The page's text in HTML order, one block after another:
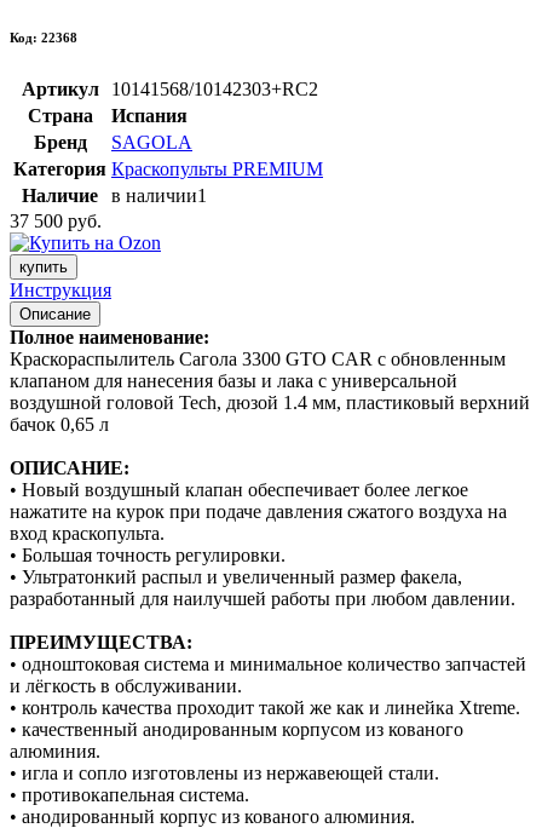
Код: 22368
Артикул
10141568/10142303+RC2
Страна
Испания
Бренд
SAGOLA
Категория Краскопульты PREMIUM
Наличие
в наличии1
37 500 руб.
купить
Инструкция
Описание
Полное наименование:
Краскораспылитель Сагола 3300 GTO CAR с обновленным
клапаном для нанесения базы и лака с универсальной
воздушной головой Tech, дюзой 1.4 мм, пластиковый верхний
бачок 0,65 л
ОПИСАНИЕ:
• Новый воздушный клапан обеспечивает более легкое
нажатите на курок при подаче давления сжатого воздуха на
вход краскопульта.
• Большая точность регулировки.
• Ультратонкий распыл и увеличенный размер факела,
разработанный для наилучшей работы при любом давлении.
ПРЕИМУЩЕСТВА:
• одноштоковая система и минимальное количество запчастей
и лёгкость в обслуживании.
• контроль качества проходит такой же как и линейка Xtreme.
• качественный анодированным корпусом из кованого
алюминия.
• игла и сопло изготовлены из нержавеющей стали.
• противокапельная система.
• анодированный корпус из кованого алюминия.